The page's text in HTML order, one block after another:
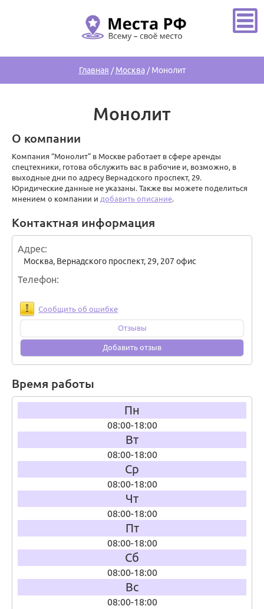
Главная /Москва/Монолит
Монолит
О компании
Компания “Монолит” в Москве работает в сфере аренды
спецтехники, готова обслужить вас в рабочие и, возможно, в
выходные дни по адресу Вернадского проспект, 29.
Юридические данные не указаны. Также вы можете поделиться
мнением о компании и добавить описание.
Контактная информация
Адрес
Москва, Вернадского проспект, 29, 207 офис
Телефон
Сообщить об ошибке
Отзывы
Добавить отзыв
Время работы
Пн
08:00-18:00
Вт
08:00-18:00
Ср
08:00-18:00
Чт
08:00-18:00
Пт
08:00-18:00
Сб
08:00-18:00
Вс
08:00-18:00